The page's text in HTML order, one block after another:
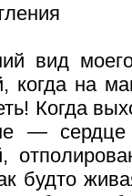
вид
когда на
Когда
— сердце
будто